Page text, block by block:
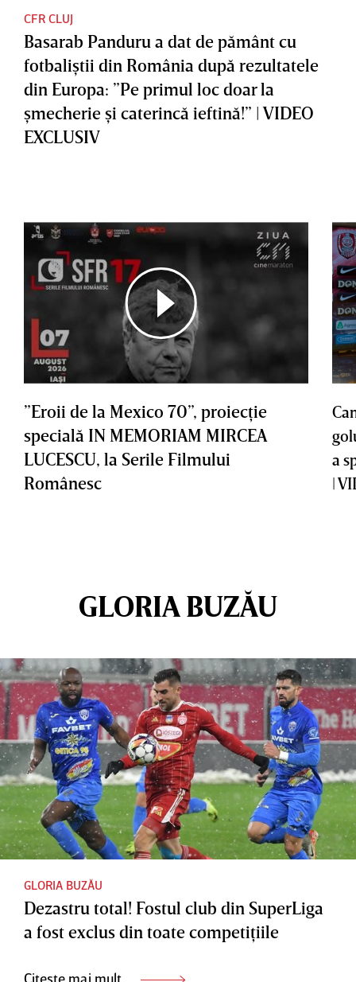
CFR CLUJ
Basarab Panduru a dat de pământ cu
fotbaliştii din România după rezultatele
din Europa: ”Pe primul loc doar la
şmecherie şi caterincă ieftină!” | VIDEO
EXCLUSIV
”Eroii de la Mexico 70”, proiecţie
specială IN MEMORIAM MIRCEA
LUCESCU, la Serile Filmului
Românesc
a
|
GLORIA BUZĂU
GLORIA BUZĂU
Dezastru total! Fostul club din SuperLiga
a fost exclus din toate competiţiile
Citește mai mult